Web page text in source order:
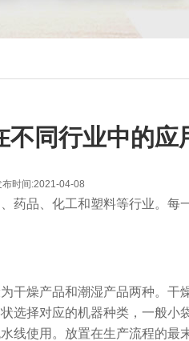
不同行业中的应
布时间:2021-04-08
药品、化工和塑料等行业。每
燥产品和潮湿产品两种。干
选择对应的机器种类，一般小
线使用。放置在生产流程的最